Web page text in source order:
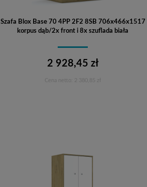
Szafa Blox Base 70 4PP 2F2 8SB 706x466x1517
korpus dąb/2x front i 8x szuflada biała
2 928,45 zł
2 380,85 zł